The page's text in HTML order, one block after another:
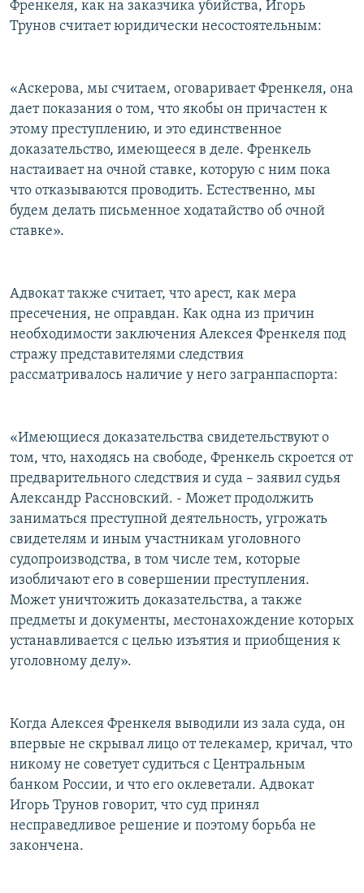
Френкеля, как на заказчика убийства, Игорь
Трунов считает юридически несостоятельным:
«Аскерова, мы считаем, оговаривает Френкеля, она
дает показания о том, что якобы он причастен к
этому преступлению, и это единственное
доказательство, имеющееся в деле. Френкель
настаивает на очной ставке, которую с ним пока
что отказываются проводить. Естественно, мы
будем делать письменное ходатайство об очной
ставке».
Адвокат также считает, что арест, как мера
пресечения, не оправдан. Как одна из причин
необходимости заключения Алексея Френкеля под
стражу представителями следствия
рассматривалось наличие у него загранпаспорта:
«Имеющиеся доказательства свидетельствуют о
том, что, находясь на свободе, Френкель скроется от
предварительного следствия и суда – заявил судья
Александр Рассновский. - Может продолжить
заниматься преступной деятельность, угрожать
свидетелям и иным участникам уголовного
судопроизводства, в том числе тем, которые
изобличают его в совершении преступления.
Может уничтожить доказательства, а также
предметы и документы, местонахождение которых
устанавливается с целью изъятия и приобщения к
уголовному делу».
Когда Алексея Френкеля выводили из зала суда, он
впервые не скрывал лицо от телекамер, кричал, что
никому не советует судиться с Центральным
банком России, и что его оклеветали. Адвокат
Игорь Трунов говорит, что суд принял
несправедливое решение и поэтому борьба не
закончена.